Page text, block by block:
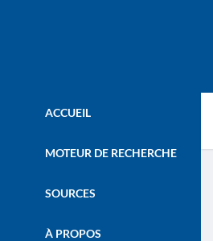
ACCUEIL
MOTEUR DE RECHERCHE
SOURCES
À PROPOS